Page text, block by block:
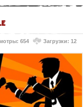
654 Загрузки: 12